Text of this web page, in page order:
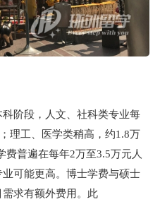
阶段，人文、社科类专业每
理工、医学类稍高，约1.8万
费普遍在每年2万至3.5万元人
可能更高。博士学费与硕士
求有额外费用。此